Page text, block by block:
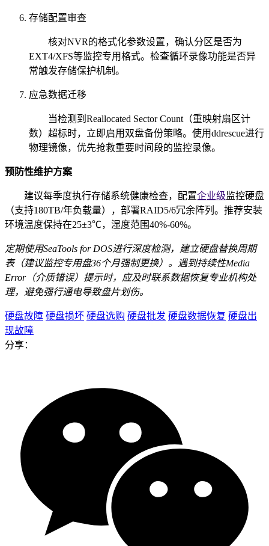
存储配置审查
核对NVR的格式化参数设置，确认分区是否为
EXT4/XFS等监控专用格式。检查循环录像功能是否异
常触发存储保护机制。
应急数据迁移
当检测到Reallocated Sector Count（重映射扇区计
数）超标时，立即启用双盘备份策略。使用ddrescue进行
物理镜像，优先抢救重要时间段的监控录像。
预防性维护方案
建议每季度执行存储系统健康检查，配置企业级监控硬盘
（支持180TB/年负载量），部署RAID5/6冗余阵列。推荐安装
环境温度保持在25±3℃，湿度范围40%-60%。
定期使用SeaTools for DOS进行深度检测，建立硬盘替换周期
表（建议监控专用盘36个月强制更换）。遇到持续性Media
Error（介质错误）提示时，应及时联系数据恢复专业机构处
理，避免强行通电导致盘片划伤。
硬盘故障 硬盘损坏 硬盘选购 硬盘批发 硬盘数据恢复 硬盘出
现故障
分享：